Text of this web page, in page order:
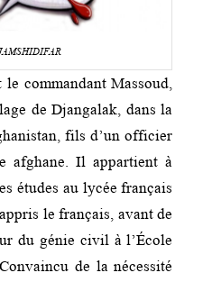
commandant Massoud,
de Djangalak, dans la
fils d’un officier
afghane. Il appartient à
études au lycée français
le français, avant de
du génie civil à l’École
de la nécessité